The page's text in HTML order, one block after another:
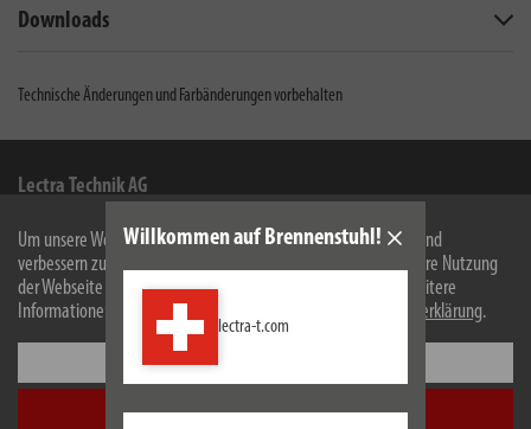
Um unsere Webseite für Sie optimal zu gestalten und fortlaufend
verbessern zu können, verwenden wir Cookies. Durch die weitere Nutzung
der Webseite stimmen Sie der Verwendung von Cookies zu. Weitere
Informationen zu Cookies erhalten Sie in unserer
Datenschutzerklärung.
Alle akzeptieren
Willkommen auf Brennenstuhl!
lectra-t.com
Downloads
Technische Änderungen und Farbänderungen vorbehalten
Lectra Technik AG
Blegistrasse 13
6340Baar/ZG
FacebookInstagramYoutubeLinkedin
Kontakt für Endverbraucher